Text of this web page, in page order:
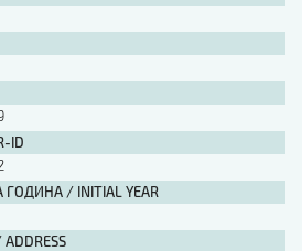
ID
/ INITIAL YEAR